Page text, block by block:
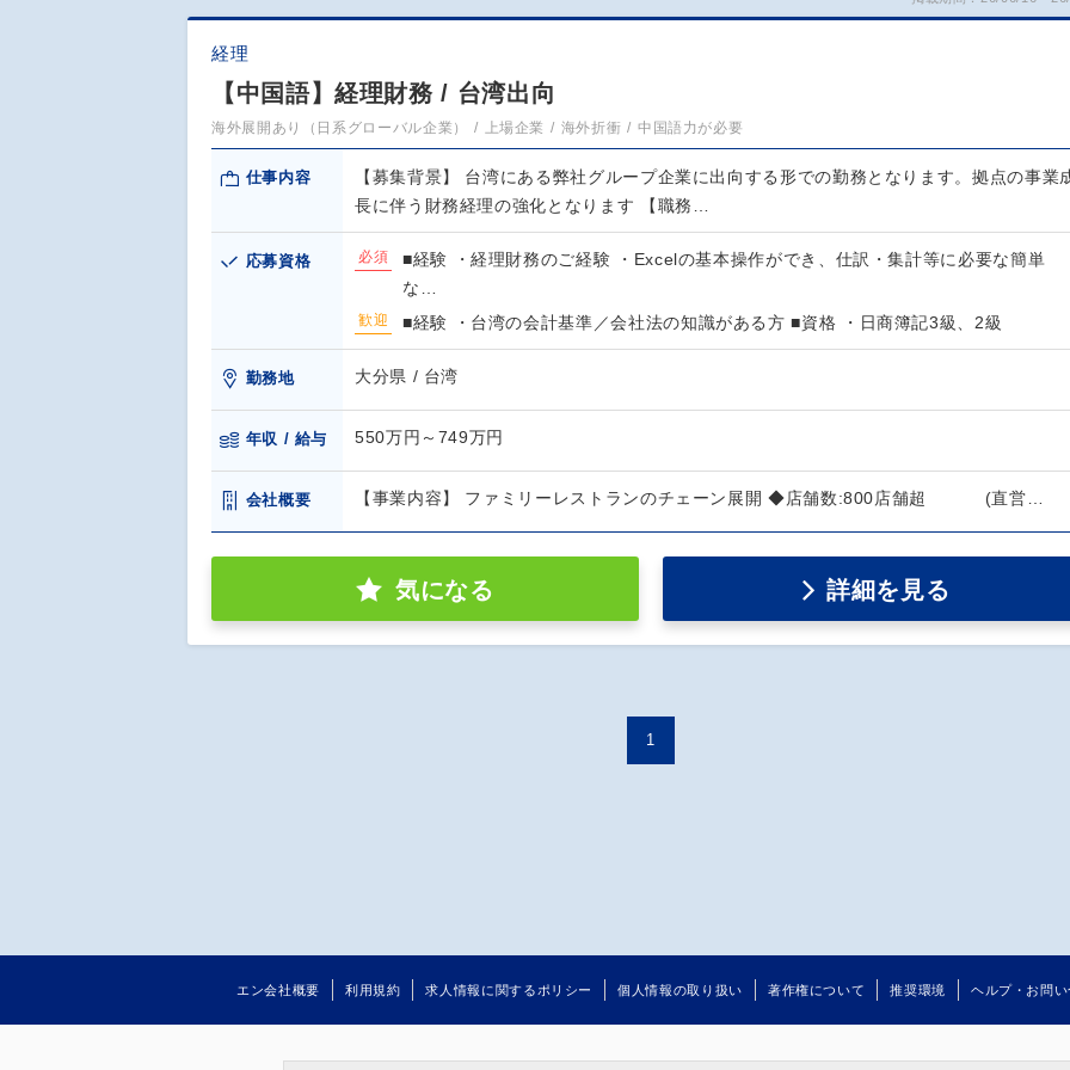
経理
【中国語】経理財務 / 台湾出向
海外展開あり（日系グローバル企業） 上場企業 海外折衝 中国語力が必要
仕事内容
【募集背景】 台湾にある弊社グループ企業に出向する形での勤務となります。拠点の事業
長に伴う財務経理の強化となります 【職務…
応募資格 必須
■経験 ・経理財務のご経験 ・Excelの基本操作ができ、仕訳・集計等に必要な簡単
な…
歓迎 ■経験 ・台湾の会計基準／会社法の知識がある方 ■資格 ・日商簿記3級、2級
勤務地 大分県 / 台湾
年収 / 給与 550万円～749万円
会社概要 【事業内容】 ファミリーレストランのチェーン展開 ◆店舗数:800店舗超 (直営…
気になる 詳細を見る
1
エン会社概要 利用規約 求人情報に関するポリシー 個人情報の取り扱い 著作権について 推奨環境 ヘルプ・お問